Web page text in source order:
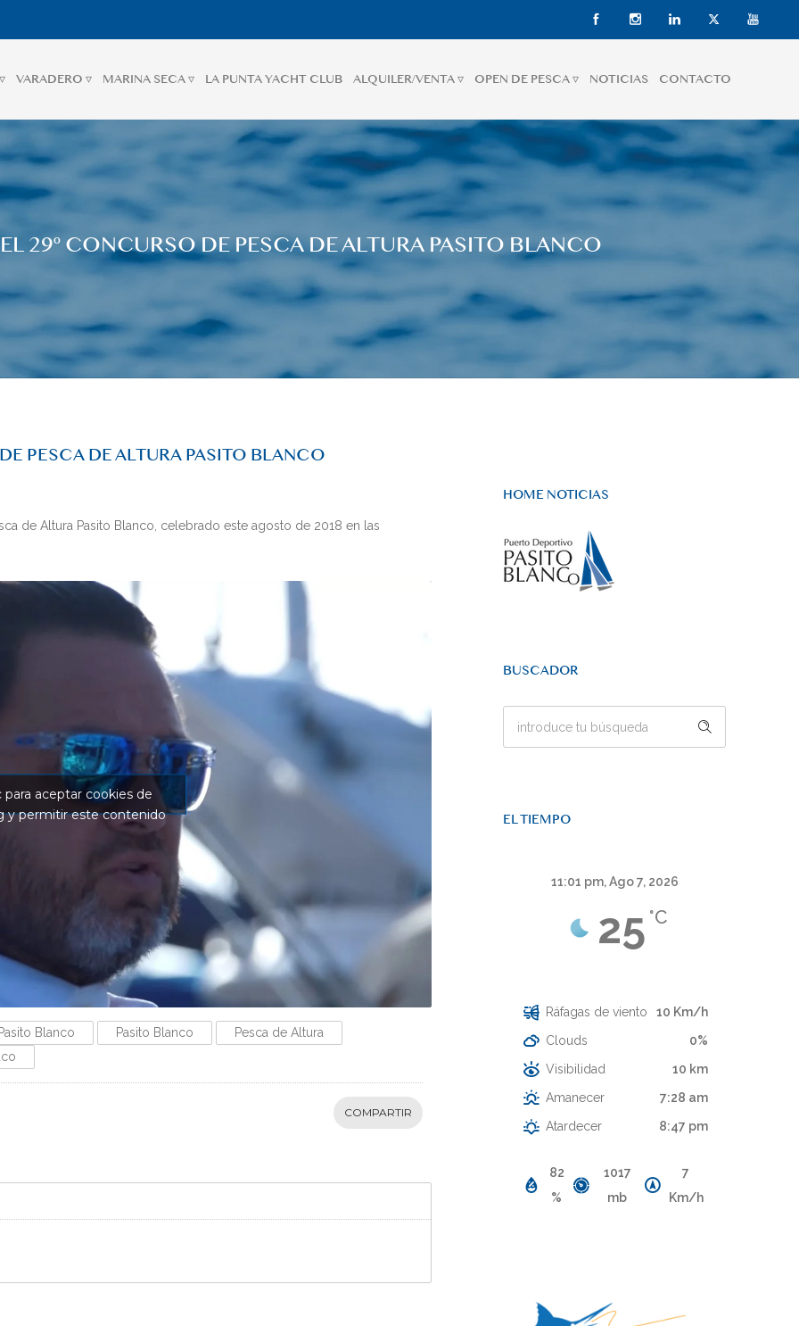
VARADERO ▿ MARINA SECA ▿ LA PUNTA YACHT CLUB ALQUILER/VENTA ▿ OPEN DE PESCA ▿ NOTICIAS CONTACTO
29º CONCURSO DE PESCA DE ALTURA PASITO BLANCO
PESCA DE ALTURA PASITO BLANCO
de Altura Pasito Blanco, celebrado este agosto de 2018 en las
para aceptar cookies de
y permitir este contenido
Blanco Pasito Blanco
Pesca de Altura
COMPARTIR
HOME NOTICIAS
BUSCADOR
EL TIEMPO
11:01 pm,Ago 7, 2026
25 °C
82
%
1017
mb
7
Km/h
Ráfagas de viento
10 Km/h
Clouds
0%
Visibilidad
10 km
Amanecer
7:28 am
Atardecer
8:47 pm